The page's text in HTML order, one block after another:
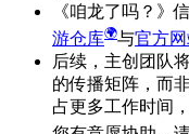
《咱龙了吗？》
游仓库
与官方
后续，主创团队
的传播矩阵，而
占更多工作时间